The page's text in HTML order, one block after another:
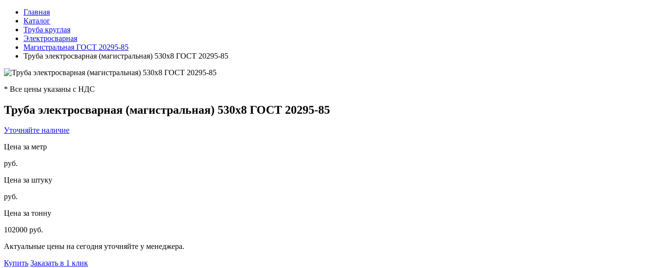
Главная
Каталог
Труба круглая
Электросварная
Магистральная ГОСТ 20295-85
Труба электросварная (магистральная) 530х8 ГОСТ 20295-85
* Все цены указаны с НДС
Труба электросварная (магистральная) 530х8 ГОСТ 20295-85
Уточняйте наличие
Цена за метр
руб.
Цена за штуку
руб.
Цена за тонну
102000 руб.
Актуальные цены на сегодня уточняйте у менеджера.
Купить Заказать в 1 клик